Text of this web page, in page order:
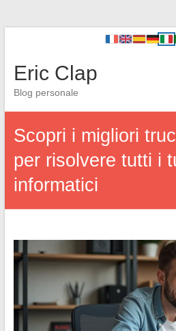
Eric Clap
Blog personale
Scopri i migliori
per risolvere tutti i
informatici